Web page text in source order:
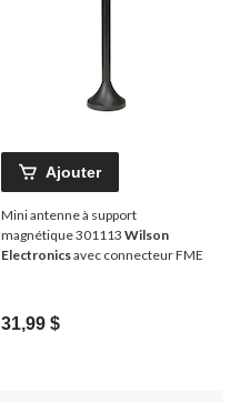
Ajouter
Mini antenne à support
magnétique 301113 Wilson
Electronicsavec connecteur FME
31,99 $